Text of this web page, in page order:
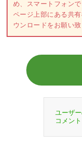
め、スマートフォン
ページ上部にある共
ウンロードをお願い致
ユーザ
コメント